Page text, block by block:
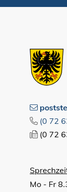
(0 72
(0 72
Mo - Fr